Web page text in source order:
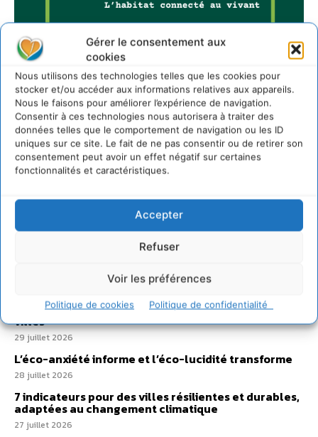
Gérer le consentement aux
cookies
Nous utilisons des technologies telles que les cookies pour
stocker et/ou accéder aux informations relatives aux appareils.
Nous le faisons pour améliorer l’expérience de navigation.
Consentir à ces technologies nous autorisera à traiter des
données telles que le comportement de navigation ou les ID
uniques sur ce site. Le fait de ne pas consentir ou de retirer son
consentement peut avoir un effet négatif sur certaines
fonctionnalités et caractéristiques.
Accepter
Refuser
Voir les préférences
Politique de cookies Politique de confidentialité
Sur Cdurable
Comment le sol français a perdu sa mémoire
hydrique et déréglé tout le territoire (2020-2026)
2 août 2026
Développer notre attention aux espèces vivantes
Un kit citoyen pour lever les freins au
développement des forêts comestibles dans nos
villes
29 juillet 2026
L’éco-anxiété informe et l’éco-lucidité transforme
28 juillet 2026
7 indicateurs pour des villes résilientes et durables,
adaptées au changement climatique
27 juillet 2026